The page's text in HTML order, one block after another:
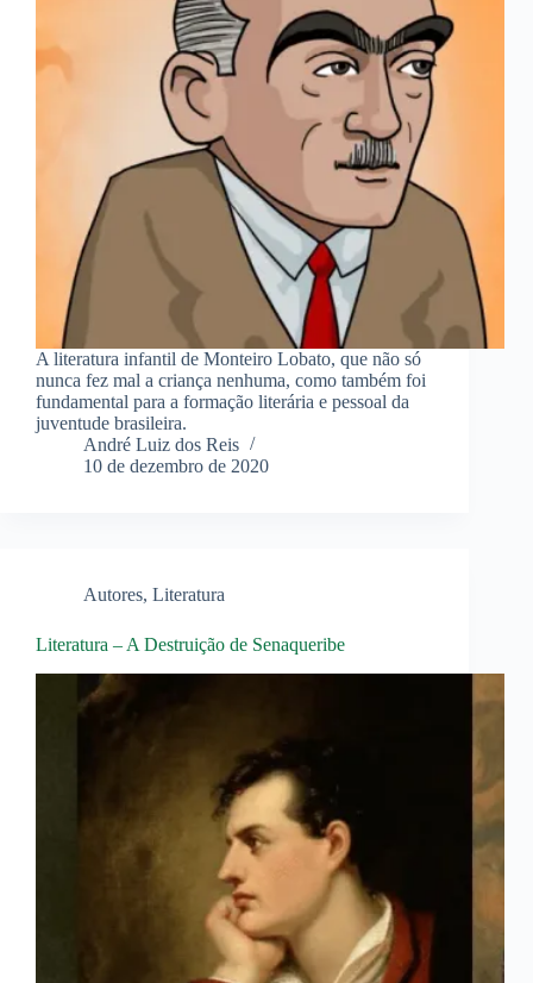
A literatura infantil de Monteiro Lobato, que não só
nunca fez mal a criança nenhuma, como também foi
fundamental para a formação literária e pessoal da
juventude brasileira.
André Luiz dos Reis
10 de dezembro de 2020
Autores, Literatura
Literatura – A Destruição de Senaqueribe